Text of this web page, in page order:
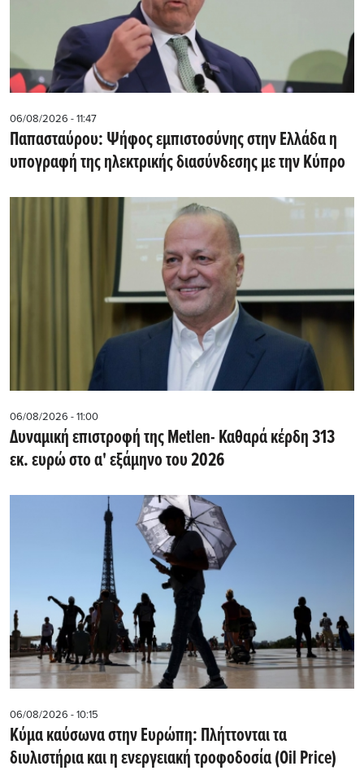
06/08/2026 - 11:47
Παπασταύρου: Ψήφος εμπιστοσύνης στην Ελλάδα η
υπογραφή της ηλεκτρικής διασύνδεσης με την Κύπρο
06/08/2026 - 11:00
Δυναμική επιστροφή της Metlen- Καθαρά κέρδη 313
εκ. ευρώ στο α' εξάμηνο του 2026
06/08/2026 - 10:15
Κύμα καύσωνα στην Ευρώπη: Πλήττονται τα
διυλιστήρια και η ενεργειακή τροφοδοσία (Oil Price)